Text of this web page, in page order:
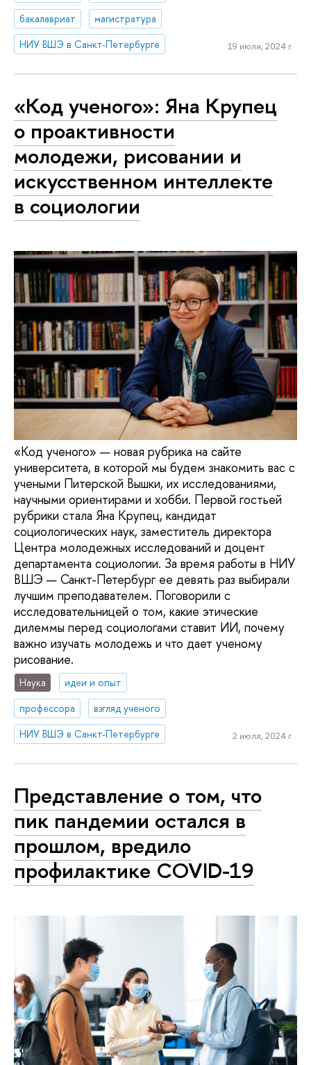
бакалавриат
магистратура
НИУ ВШЭ в Санкт-Петербурге
19 июля, 2024 г.
«Код ученого»: Яна Крупец
о проактивности
молодежи, рисовании и
искусственном интеллекте
в социологии
«Код ученого» — новая рубрика на сайте
университета, в которой мы будем знакомить вас с
учеными Питерской Вышки, их исследованиями,
научными ориентирами и хобби. Первой гостьей
рубрики стала Яна Крупец, кандидат
социологических наук, заместитель директора
Центра молодежных исследований и доцент
департамента социологии. За время работы в НИУ
ВШЭ — Санкт-Петербург ее девять раз выбирали
лучшим преподавателем. Поговорили с
исследовательницей о том, какие этические
дилеммы перед социологами ставит ИИ, почему
важно изучать молодежь и что дает ученому
рисование.
Наука
идеи и опыт
профессора
взгляд ученого
НИУ ВШЭ в Санкт-Петербурге
2 июля, 2024 г.
Представление о том, что
пик пандемии остался в
прошлом, вредило
профилактике COVID-19